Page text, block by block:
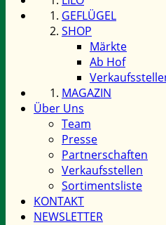
GEFLÜGEL
SHOP
Märkte
Ab Hof
MAGAZIN
Über Uns
Team
Presse
Partnerschaften
Verkaufsstellen
Sortimentsliste
KONTAKT
NEWSLETTER